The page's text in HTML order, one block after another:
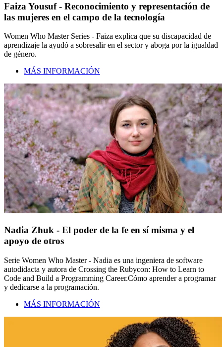
Faiza Yousuf - Reconocimiento y representación de
las mujeres en el campo de la tecnología
Women Who Master Series - Faiza explica que su discapacidad de
aprendizaje la ayudó a sobresalir en el sector y aboga por la igualdad
de género.
MÁS INFORMACIÓN
Nadia Zhuk - El poder de la fe en sí misma y el
apoyo de otros
Serie Women Who Master - Nadia es una ingeniera de software
autodidacta y autora de Crossing the Rubycon: How to Learn to
Code and Build a Programming Career.Cómo aprender a programar
y dedicarse a la programación.
MÁS INFORMACIÓN